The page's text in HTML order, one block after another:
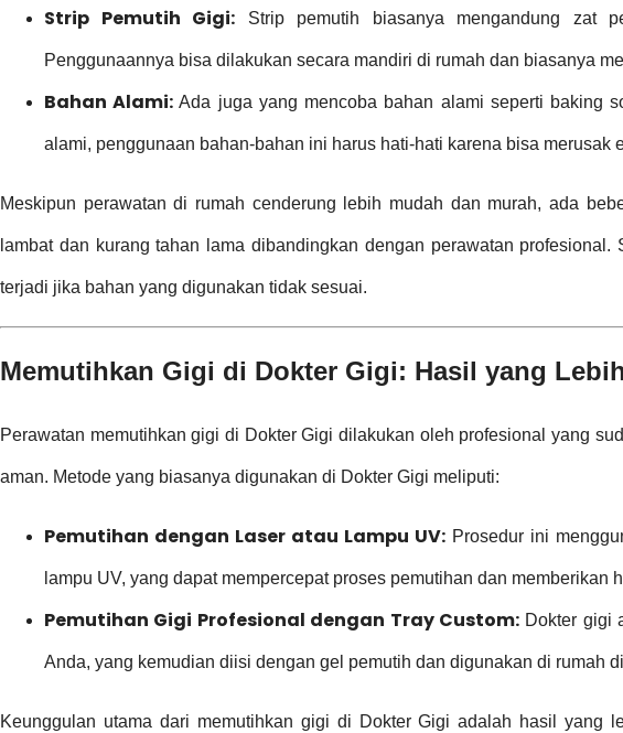
Strip Pemutih Gigi: Strip pemutih biasanya mengandung zat
Penggunaannya bisa dilakukan secara mandiri di rumah dan biasanya
Bahan Alami: Ada juga yang mencoba bahan alami seperti baking
alami, penggunaan bahan-bahan ini harus hati-hati karena bisa merusak
Meskipun perawatan di rumah cenderung lebih mudah dan murah, ada
lambat dan kurang tahan lama dibandingkan dengan perawatan
terjadi jika bahan yang digunakan tidak sesuai.
Memutihkan Gigi di Dokter Gigi: Hasil yang
Perawatan memutihkan gigi di Dokter Gigi dilakukan oleh profesional yang
aman. Metode yang biasanya digunakan di Dokter Gigi meliputi:
Pemutihan dengan Laser atau Lampu UV:Prosedur ini
lampu UV, yang dapat mempercepat proses pemutihan dan memberikan
Pemutihan Gigi Profesional dengan Tray Custom:Dokter gigi
Anda, yang kemudian diisi dengan gel pemutih dan digunakan di rumah
Keunggulan utama dari memutihkan gigi di Dokter Gigi adalah hasil yang